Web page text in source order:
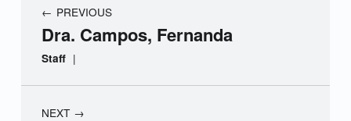
a
PREVIOUS
Dra. Campos, Fernanda
Staff |
NEXT